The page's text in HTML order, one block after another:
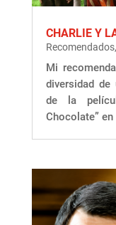
CHARLIE Y
Recomendados,
Mi
diversidad de
de la
Chocolate” en